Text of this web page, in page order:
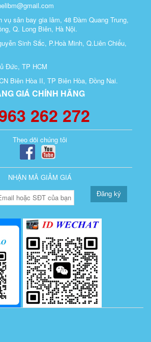
vụ sân bay gia lâm, 48 Đàm Quang Trung,
Q. Long Biên, Hà Nội.
Sinh Sắc, P.Hoà Minh, Q.Liên Chiểu,
Đức, TP HCM
Biên Hòa II, TP Biên Hòa, Đồng Nai.
GIÁ CHÍNH HÃNG
262 272
Theo dõi chúng tôi
NHẬN MÃ GIẢM GIÁ
Đăng ký